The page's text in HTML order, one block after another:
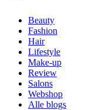
Beauty
Fashion
Hair
Lifestyle
Make-up
Review
Salons
Webshop
Alle blogs